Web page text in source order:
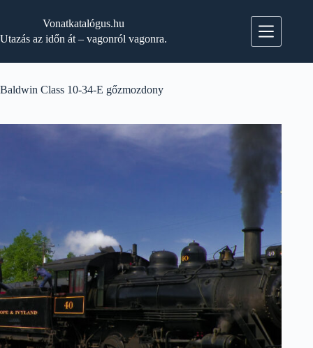
Vonatkatalógus.hu
Utazás az időn át – vagonról vagonra.
Baldwin Class 10-34-E gőzmozdony